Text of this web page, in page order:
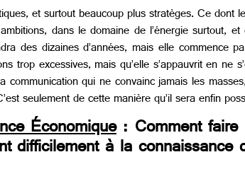
et surtout beaucoup plus stratèges. Ce
dans le domaine de l’énergie
des dizaines d’années, mais elle commence
trop excessives, mais qu’elle s’appauvrit en
qui ne convainc jamais les
seulement de cette manière qu’il sera enfin
Économique: Comment faire
difficilement à la